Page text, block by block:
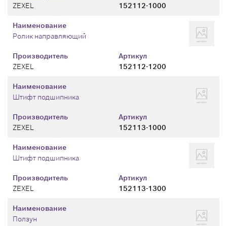
ZEXEL
152112-1000
Производитель
ZEXEL
Артикул
152112-1200
Наименование
Ролик направляющий
Производитель
ZEXEL
Артикул
152113-1000
Наименование
Штифт подшипника
Производитель
ZEXEL
Артикул
152113-1300
Наименование
Штифт подшипника
Наименование
Ползун